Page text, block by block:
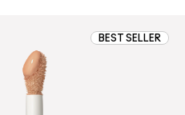
BEST SELLER